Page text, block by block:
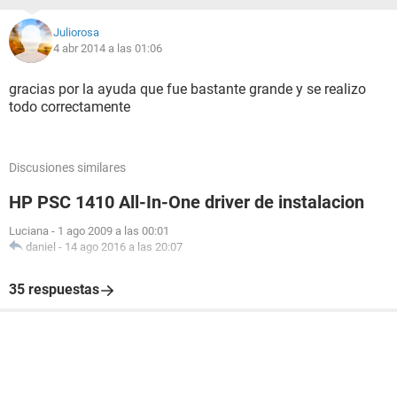
Juliorosa
4 abr 2014 a las 01:06
gracias por la ayuda que fue bastante grande y se realizo
todo correctamente
Discusiones similares
HP PSC 1410 All-In-One driver de instalacion
Luciana - 1 ago 2009 a las 00:01
daniel - 14 ago 2016 a las 20:07
35 respuestas